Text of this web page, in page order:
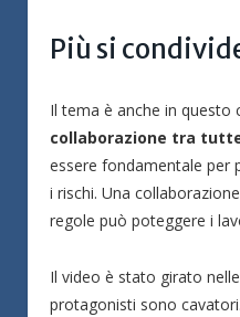
Più si
Il tema è anche in questo
collaborazione tra
essere fondamentale per
i rischi. Una
regole può poteggere i
Il video è stato girato nelle
protagonisti sono